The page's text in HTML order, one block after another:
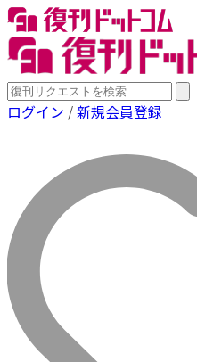
ログイン /新規会員登録